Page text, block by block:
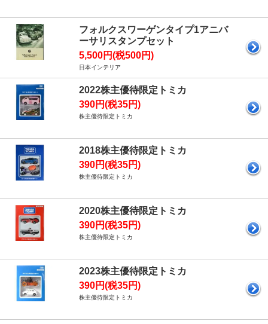
フォルクスワーゲンタイプ1アニバ
ーサリスタンプセット
5,500円(税500円)
日本インテリア
2022株主優待限定トミカ
390円(税35円)
株主優待限定トミカ
2018株主優待限定トミカ
390円(税35円)
株主優待限定トミカ
2020株主優待限定トミカ
390円(税35円)
株主優待限定トミカ
2023株主優待限定トミカ
390円(税35円)
株主優待限定トミカ